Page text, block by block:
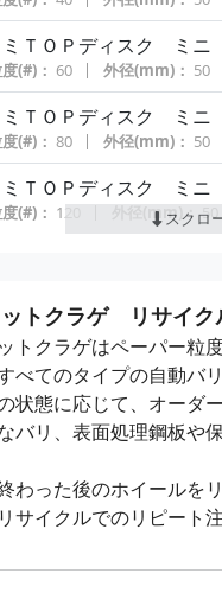
ミＴＯＰディスク ミ
(#)： 60 外径(mm)： 50
ミＴＯＰディスク ミ
(#)： 80 外径(mm)： 50
ミＴＯＰディスク ミ
(#)： 120 外径(mm)： 50
ミＴＯＰディスク ミ
(#)： 240 外径(mm)：50
ＴＯＰディスク ミ
(#)： 400 外径(mm)：50
度(#)： 40 外径(mm)：75
(#)：60 外径(mm)：75
スクロ
トクラゲ リサイク
トクラゲはペーパー粒
べてのタイプの自動バ
状態に応じて、オーダ
バリ、表面処理鋼板や
わった後のホイールを
サイクルでのリピート